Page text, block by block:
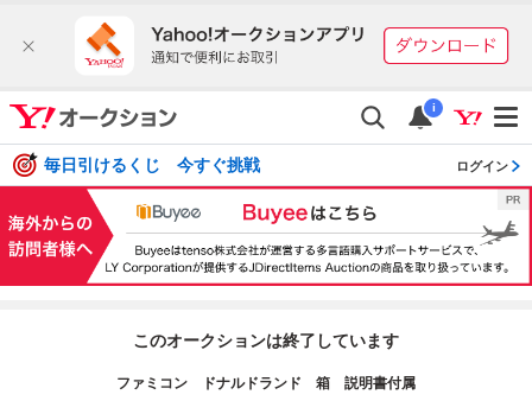
i
毎日引けるくじ 今すぐ挑戦 ログイン
このオークションは終了しています
ファミコン ドナルドランド 箱 説明書付属